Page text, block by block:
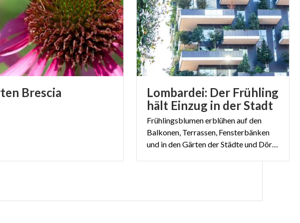
nicht existieren. 104 sind es
Werkzeugen graviert. Das
der von der UNESCO zum
Brescia
Lombardei: Der Frühling
hält Einzug in der Stadt
Frühlingsblumen erblühen auf den
Balkonen, Terrassen, Fensterbänken
und in den Gärten der Städte und Dörfer der Lombardei